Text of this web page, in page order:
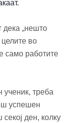
дека „нешто
во
само работите
треба
успешен
ден, колку